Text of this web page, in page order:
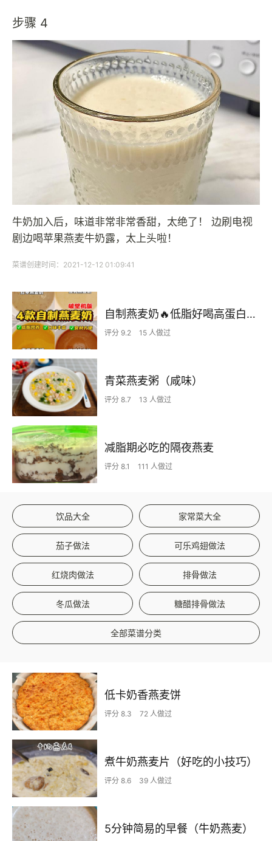
步骤 4
牛奶加入后，味道非常非常香甜，太绝了！ 边刷电视
剧边喝苹果燕麦牛奶露，太上头啦！
菜谱创建时间：2021-12-12 01:09:41
自制燕麦奶🔥低脂好喝高蛋白🔥超模同款oat
评分 9.2 15 人做过
青菜燕麦粥（咸味）
评分 8.7 13 人做过
减脂期必吃的隔夜燕麦
评分 8.1 111 人做过
饮品大全 家常菜大全
茄子做法 可乐鸡翅做法
红烧肉做法 排骨做法
冬瓜做法 糖醋排骨做法
全部菜谱分类
低卡奶香燕麦饼
评分 8.3 72 人做过
煮牛奶燕麦片（好吃的小技巧）
评分 8.6 39 人做过
5分钟简易的早餐（牛奶燕麦）